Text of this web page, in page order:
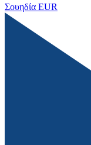
Σουηδία EUR